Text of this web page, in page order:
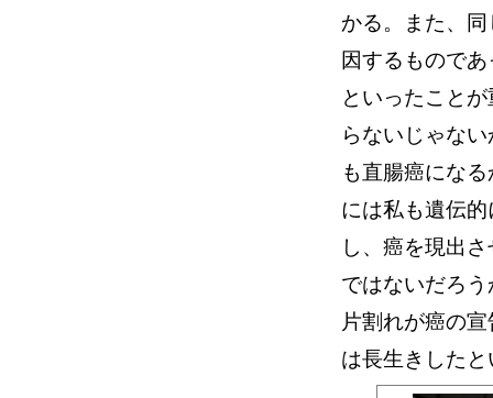
かる。また、
因するもので
といったこと
らないじゃな
も直腸癌にな
には私も遺伝
し、癌を現出
ではないだろ
片割れが癌の
は長生きした